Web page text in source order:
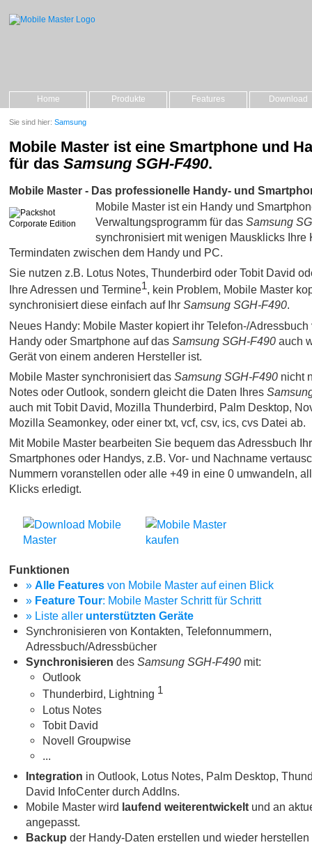
Home Produkte Features Download
Mobile Master ist eine Smartphone und
für das Samsung SGH-F490.
Mobile Master - Das professionelle Handy- und
Mobile Master ist ein Handy und
Verwaltungsprogramm für das Samsung
synchronisiert mit wenigen Mausklicks Ihre
Termindaten zwischen dem Handy und PC.
Sie nutzen z.B. Lotus Notes, Thunderbird oder Tobit David
Ihre Adressen und Termine1, kein Problem, Mobile Master
synchronisiert diese einfach auf Ihr Samsung SGH-F490.
Neues Handy: Mobile Master kopiert ihr Telefon-/Adressbuch
Handy oder Smartphone auf das Samsung SGH-F490 auch
Gerät von einem anderen Hersteller ist.
Mobile Master synchronisiert das Samsung SGH-F490 nicht
Notes oder Outlook, sondern gleicht die Daten Ihres
auch mit Tobit David, Mozilla Thunderbird, Palm Desktop,
Mozilla Seamonkey, oder einer txt, vcf, csv, ics, cvs Datei ab.
Mit Mobile Master bearbeiten Sie bequem das Adressbuch
Smartphones oder Handys, z.B. Vor- und Nachname
Nummern voranstellen oder alle +49 in eine 0 umwandeln,
Klicks erledigt.
Funktionen
» Alle Features von Mobile Master auf einen Blick
» Feature Tour: Mobile Master Schritt für Schritt
» Liste aller unterstützten Geräte
Synchronisieren von Kontakten, Telefonnummern,
Adressbuch/Adressbücher
Synchronisieren des Samsung SGH-F490 mit:
Outlook
Thunderbird, Lightning 1
Lotus Notes
Tobit David
Novell Groupwise
...
Integration in Outlook, Lotus Notes, Palm Desktop,
David InfoCenter durch AddIns.
Mobile Master wird laufend weiterentwickelt und an
angepasst.
Backup der Handy-Daten erstellen und wieder herstellen
Sie sind hier: Samsung